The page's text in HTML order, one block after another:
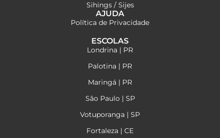
Sihings / Sijes
AJUDA
Política de Privacidade
ESCOLAS
Londrina | PR
Palotina | PR
Maringá | PR
São Paulo | SP
Votuporanga | SP
Fortaleza | CE